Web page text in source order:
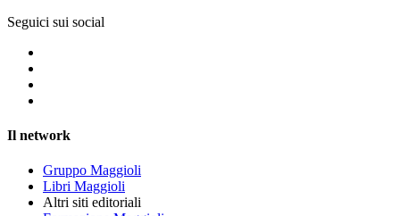
Seguici sui social
Il network
Gruppo Maggioli
Libri Maggioli
Altri siti editoriali